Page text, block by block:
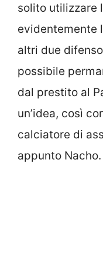
solito utilizzare
evidentemente
altri due
possibile
dal prestito al
un’idea, così
calciatore di
appunto